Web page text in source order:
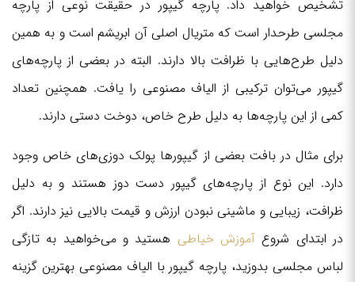
تشخیص خواهید داد. پارچه گیپور در حقیقت نوعی از پارچه
مجلسی طرحدار است که متریال اصلی آن ابریشم است و به همین
دلیل طرح‌هایی با ظرافت بالا دارند. البته در بعضی از پارچه‌های
گیپور می‌توان ترکیبی از الیاف مصنوعی را یافت. همچنین تعداد
کمی از این پارچه‌ها به دلیل طرح خاص، دوخت دستی دارند.
برای مثال در بافت بعضی از گیپورها پولک دوزی‌های خاص وجود
دارد. این نوع از پارچه‌های گیپور دست دوز هستند و به دلیل
ظرافت، زیبایی و ماشینی نبودن ارزش و قیمت بالایی نیز دارند. اگر
در ابتدای شروع آموزش خیاطی هستید و می‌خواهید به تازگی
لباس مجلسی بدوزید، پارچه گیپور با الیاف مصنوعی بهترین گزینه